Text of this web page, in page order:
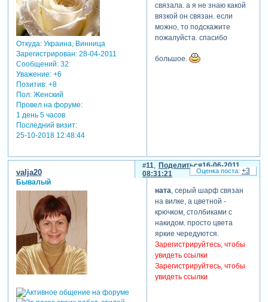
Откуда:Украина, Винница
Зарегистрирован: 28-04-2011
Сообщений:32
Уважение: +6
Позитив: +8
Пол:Женский
Провел на форуме:
1 день 5 часов
Последний визит:
25-10-2018 12:48:44
связала. а я не знаю какой
вязкой он связан. если
можно, то подскажите
пожалуйста. спасибо
большое.
Поделиться
11
16-06-2011
08:31:21
valja20
Бывалый
ната, серый шарф связан
на вилке, а цветной -
крючком, столбиками с
накидом. просто цвета
яркие чередуются.
Зарегистрируйтесь, чтобы
увидеть ссылки
Зарегистрируйтесь, чтобы
увидеть ссылки
+3